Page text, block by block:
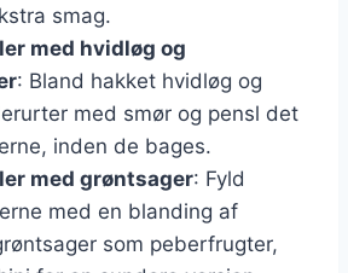
smag.
med hvidløg og
: Bland hakket hvidløg og
med smør og pensl det
inden de bages.
med grøntsager: Fyld
med en blanding af
som peberfrugter,